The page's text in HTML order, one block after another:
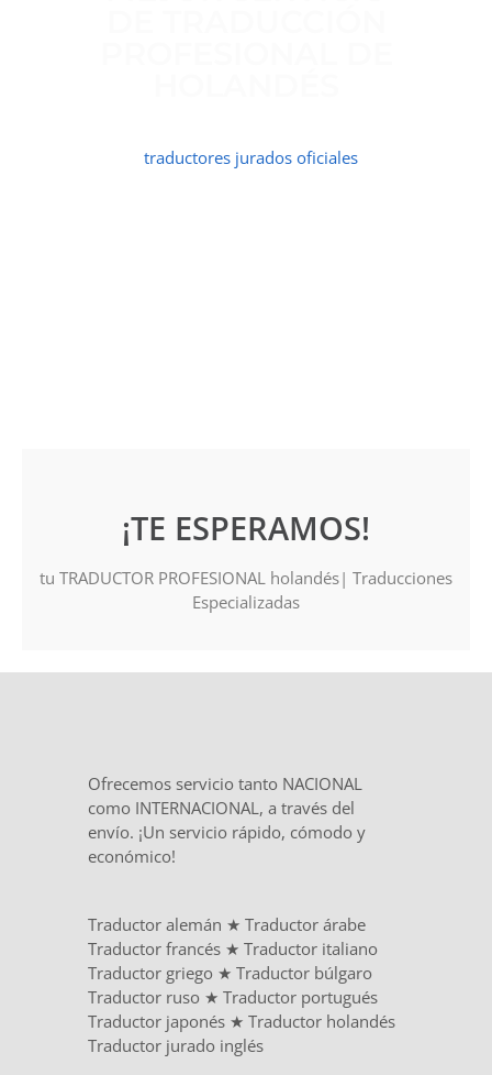
traductores jurados oficiales
¡TE ESPERAMOS!
tu TRADUCTOR PROFESIONAL holandés| Traducciones
Especializadas
Ofrecemos servicio tanto NACIONAL
como INTERNACIONAL, a través del
envío. ¡Un servicio rápido, cómodo y
económico!
Traductor alemán ★ Traductor árabe
Traductor francés ★ Traductor italiano
Traductor griego ★ Traductor búlgaro
Traductor ruso ★ Traductor portugués
Traductor japonés ★ Traductor holandés
Traductor jurado inglés